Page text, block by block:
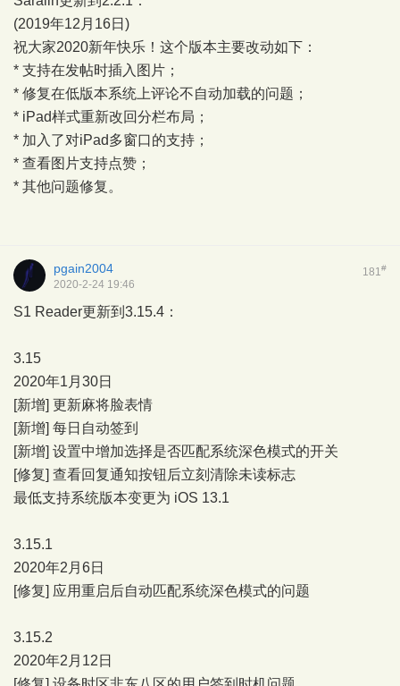
(2019年12月16日)
祝大家2020新年快乐！这个版本主要改动如下：
* 支持在发帖时插入图片；
* 修复在低版本系统上评论不自动加载的问题；
* iPad样式重新改回分栏布局；
* 加入了对iPad多窗口的支持；
* 查看图片支持点赞；
* 其他问题修复。
181#
pgain2004
2020-2-24 19:46
S1 Reader更新到3.15.4：
3.15
2020年1月30日
[新增] 更新麻将脸表情
[新增] 每日自动签到
[新增] 设置中增加选择是否匹配系统深色模式的开关
[修复] 查看回复通知按钮后立刻清除未读标志
最低支持系统版本变更为 iOS 13.1
3.15.1
2020年2月6日
[修复] 应用重启后自动匹配系统深色模式的问题
3.15.2
2020年2月12日